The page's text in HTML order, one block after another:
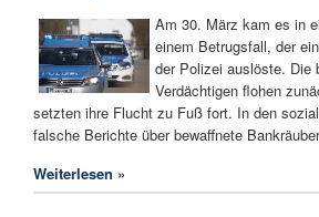
Am 30. März kam es in
einem Betrugsfall, der
der Polizei auslöste. Die
Verdächtigen flohen
setzten ihre Flucht zu Fuß fort. In den
falsche Berichte über bewaffnete
Weiterlesen »